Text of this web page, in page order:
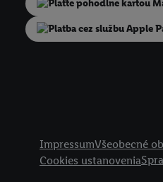
ImpressumVšeobecné
Cookies ustanovenia